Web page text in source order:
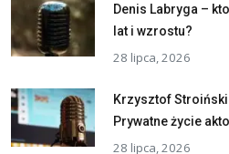
Denis Labryga –
lat i wzrostu?
28 lipca, 2026
Krzysztof
Prywatne życie
28 lipca, 2026